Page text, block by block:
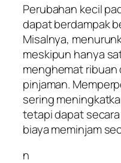
Perubahan kecil
dapat berdampak
Misalnya,
meskipun hanya
menghemat ribuan
pinjaman.
sering
tetapi dapat
biaya meminjam
n